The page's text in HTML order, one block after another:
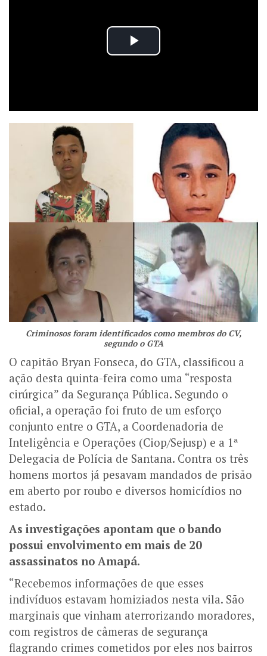
Criminosos foram identificados como membros do CV,
segundo o GTA
O capitão Bryan Fonseca, do GTA, classificou a
ação desta quinta-feira como uma “resposta
cirúrgica” da Segurança Pública. Segundo o
oficial, a operação foi fruto de um esforço
conjunto entre o GTA, a Coordenadoria de
Inteligência e Operações (Ciop/Sejusp) e a 1ª
Delegacia de Polícia de Santana. Contra os três
homens mortos já pesavam mandados de prisão
em aberto por roubo e diversos homicídios no
estado.
As investigações apontam que o bando
possui envolvimento em mais de 20
assassinatos no Amapá.
“Recebemos informações de que esses
indivíduos estavam homiziados nesta vila. São
marginais que vinham aterrorizando moradores,
com registros de câmeras de segurança
flagrando crimes cometidos por eles nos bairros